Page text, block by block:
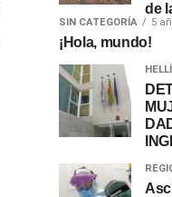
de
SIN CATEGORÍA 5
¡Hola, mundo!